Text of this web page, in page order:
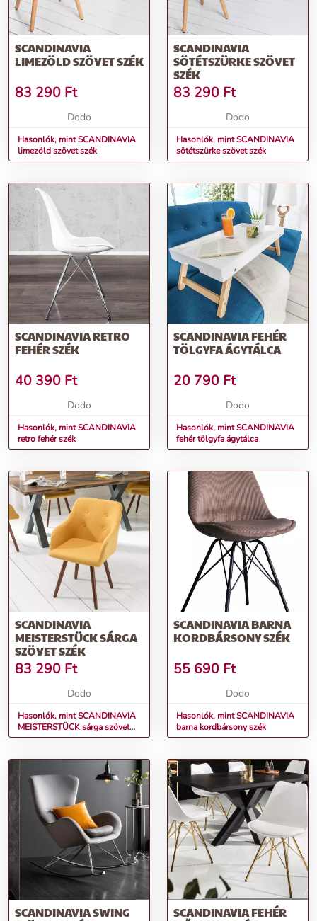
SCANDINAVIA
LIMEZÖLD SZÖVET SZÉK
83 290 Ft
Dodo
Hasonlók, mint SCANDINAVIA
limezöld szövet szék
SCANDINAVIA
SÖTÉTSZÜRKE SZÖVET
SZÉK
83 290 Ft
Dodo
Hasonlók, mint SCANDINAVIA
sötétszürke szövet szék
SCANDINAVIA RETRO
FEHÉR SZÉK
40 390 Ft
Dodo
Hasonlók, mint SCANDINAVIA
retro fehér szék
SCANDINAVIA FEHÉR
TÖLGYFA ÁGYTÁLCA
20 790 Ft
Dodo
Hasonlók, mint SCANDINAVIA
fehér tölgyfa ágytálca
SCANDINAVIA
MEISTERSTÜCK SÁRGA
SZÖVET SZÉK
83 290 Ft
Dodo
Hasonlók, mint SCANDINAVIA
MEISTERSTÜCK sárga szövet
szék
SCANDINAVIA BARNA
KORDBÁRSONY SZÉK
55 690 Ft
Dodo
Hasonlók, mint SCANDINAVIA
barna kordbársony szék
SCANDINAVIA SWING
SCANDINAVIA FEHÉR